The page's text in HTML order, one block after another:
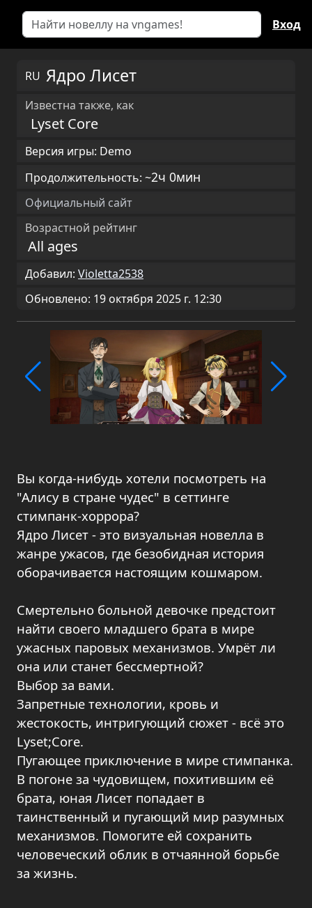
Вход
RU Ядро Лисет
Известна также, как
Lyset Core
Версия игры: Demo
Продолжительность: ~2ч 0мин
Официальный сайт
Возрастной рейтинг
All ages
Добавил: Violetta2538
Обновлено: 19 октября 2025 г. 12:30
Вы когда-нибудь хотели посмотреть на
"Алису в стране чудес" в сеттинге
стимпанк-хоррора?
Ядро Лисет - это визуальная новелла в
жанре ужасов, где безобидная история
оборачивается настоящим кошмаром.
Смертельно больной девочке предстоит
найти своего младшего брата в мире
ужасных паровых механизмов. Умрёт ли
она или станет бессмертной?
Выбор за вами.
Запретные технологии, кровь и
жестокость, интригующий сюжет - всё это
Lyset;Core.
Пугающее приключение в мире стимпанка.
В погоне за чудовищем, похитившим её
брата, юная Лисет попадает в
таинственный и пугающий мир разумных
механизмов. Помогите ей сохранить
человеческий облик в отчаянной борьбе
за жизнь.